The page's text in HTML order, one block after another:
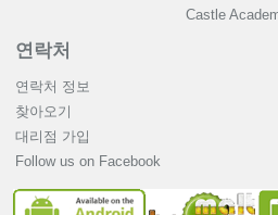
Castle
연락처
연락처 정보
찾아오기
대리점 가입
Follow us on Facebook